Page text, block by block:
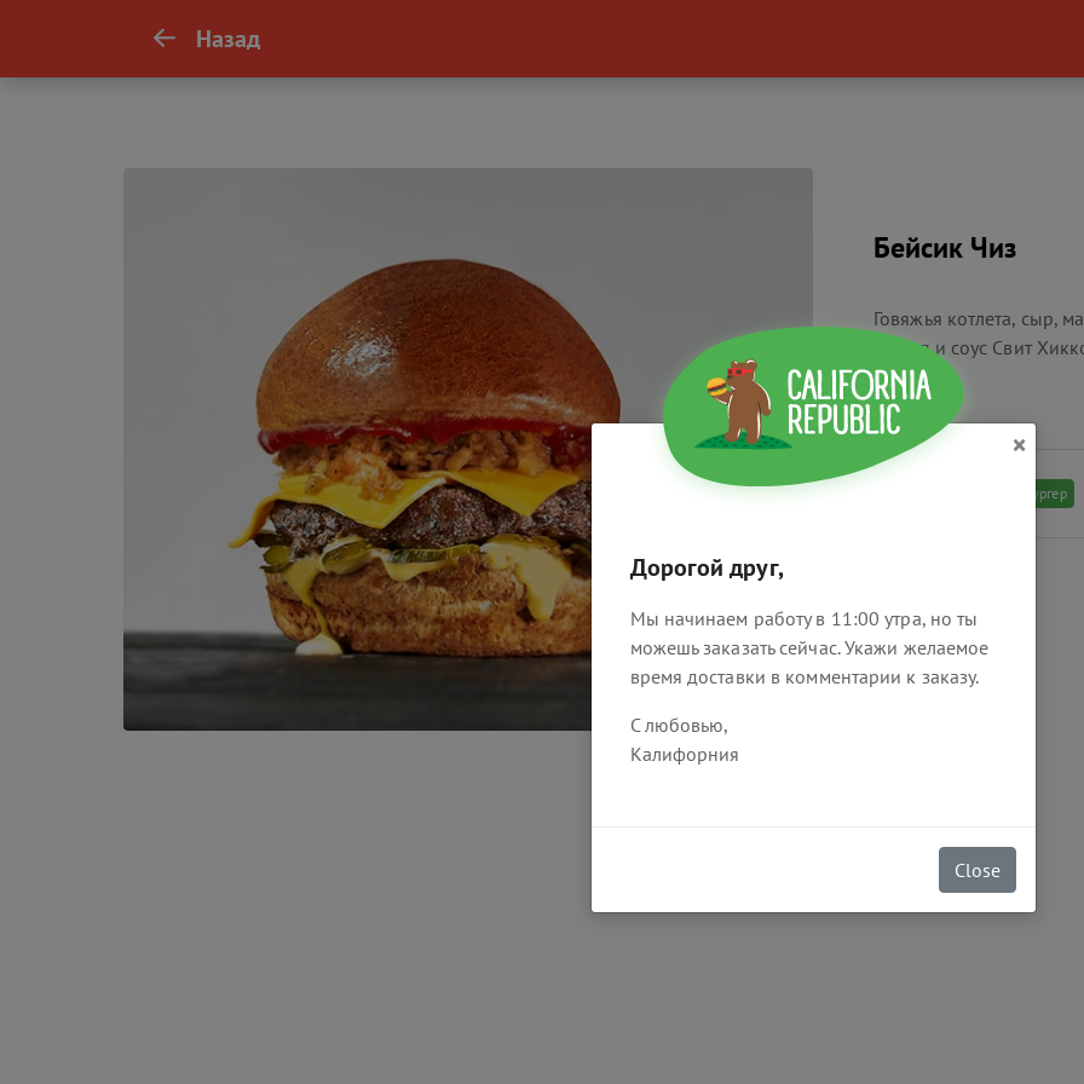
×
Дорогой друг,
Мы начинаем работу в 11:00 утра, но ты
можешь заказать сейчас. Укажи желаемое
время доставки в комментарии к заказу.
С любовью,
Калифорния
Close
Назад
Бейсик Чиз
Говяжья котлета, сыр,
кетчуп и соус Свит
Бургер
200 ₴